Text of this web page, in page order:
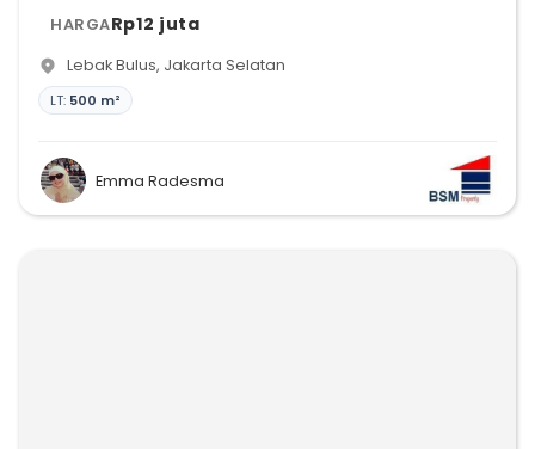
HARGARp12 juta
Lebak Bulus, Jakarta Selatan
LT: 500 m²
Emma Radesma